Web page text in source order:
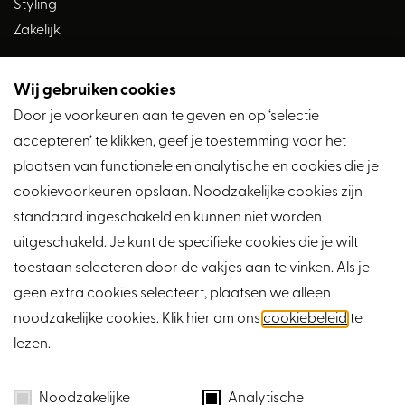
Huisvestingswet 2014 van toepassing. Dit houdt onder
andere een verplichting in dat er een vergunningsplicht
appartementsrechten en het mogen verhuren. Voor meer
informatie verwijzen wij naar de gemeente Breda.
In de koopakte zal een waarborgsom of bankgarantie
worden opgenomen van 10% van de koopsom.
Mocht je willen kopen onder het voorbehoud financiering
dan is de termijn daarvoor standaard 6 weken.
Onderdeel van de koopovereenkomst is een notariskeuze
op maximaal 20 kilometer van het verkochte.
Styling
Zakelijk
Volg ons
Privacy
Wij gebruiken cookies
Door je voorkeuren aan te geven en op ‘selectie
accepteren’ te klikken, geef je toestemming voor het
plaatsen van functionele en analytische en cookies die je
cookievoorkeuren opslaan. Noodzakelijke cookies zijn
standaard ingeschakeld en kunnen niet worden
uitgeschakeld. Je kunt de specifieke cookies die je wilt
toestaan selecteren door de vakjes aan te vinken. Als je
geen extra cookies selecteert, plaatsen we alleen
noodzakelijke cookies. Klik hier om ons cookiebeleid te
lezen.
Noodzakelijke Analytische